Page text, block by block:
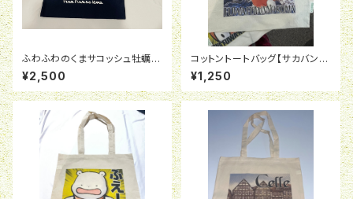
ふわふわのくまサコッシュ牡蠣
黒
¥2,500
コットントートバッグ【サカバンバ
スピス】
¥1,250